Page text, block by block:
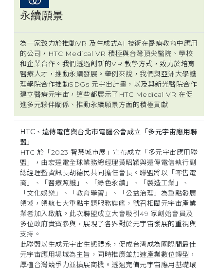
永續願景
為一家致力於推動VR 及生成式AI 技術在醫療教育中應用
的公司，HTC Medical VR 積極與台灣頂尖醫院、學校
和企業合作。我們透過創新的VR 教學方式，致力於培育
醫療人才，推動永續發展。舉例來說，我們與亞洲大學護
理學院合作推動SDGs 元宇宙計畫，以及與新光醫院合作
建立醫療元宇宙，這些都展示了HTC Medical VR 在促
進多元夥伴關係、推動永續願景方面的積極貢獻
HTC、遠傳電信與台北市電腦公會成立「多元宇宙應用聯
盟」
HTC 於「2023 智慧城市展」宣布成立「多元宇宙應用聯
盟」，由宏達電全球業務總經理黃昭穎與遠傳電信執行副
總經理暨資訊長胡德民共同擔任會長。聯盟將以「零售電
商」、「醫療照護」、「綠色永續」、「製造工業」、
「文化娛樂」、「教育學習」、「公益治理」為重點發展
領域，領航七大重點主題服務旗艦，號召相關元宇宙產業
業者加入啟航。此次聯盟成立大會吸引49 家創始會員及
多位政府貴賓參與，展現了各界對於元宇宙發展的重視與
支持。
此聯盟以生成元宇宙生態體系，促成台灣成為國際間最佳
元宇宙應用場域為主旨，同時推廣並加速產業數位轉型，
厚植台灣競爭力並擴展商機。透過完備元宇宙應用基礎環